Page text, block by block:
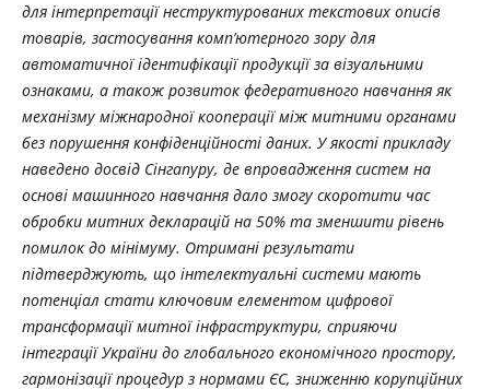
для інтерпретації неструктурованих текстових описів
товарів, застосування комп’ютерного зору для
автоматичної ідентифікації продукції за візуальними
ознаками, а також розвиток федеративного навчання як
механізму міжнародної кооперації між митними органами
без порушення конфіденційності даних. У якості прикладу
наведено досвід Сінгапуру, де впровадження систем на
основі машинного навчання дало змогу скоротити час
обробки митних декларацій на 50% та зменшити рівень
помилок до мінімуму. Отримані результати
підтверджують, що інтелектуальні системи мають
потенціал стати ключовим елементом цифрової
трансформації митної інфраструктури, сприяючи
інтеграції України до глобального економічного простору,
гармонізації процедур з нормами ЄС, зниженню корупційних